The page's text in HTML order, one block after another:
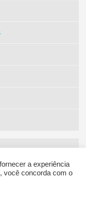
a experiência
você concorda com o